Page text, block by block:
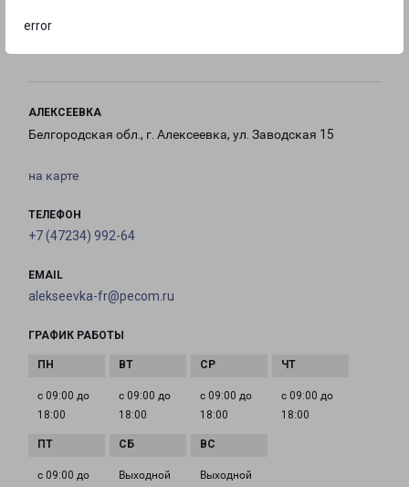
errorс 09:00 до
АЛЕКСЕЕВКА
Белгородская обл., г. Алексеевка, ул. Заводская 15
на карте
ТЕЛЕФОН
+7 (47234) 992-64
EMAIL
alekseevka-fr@pecom.ru
ГРАФИК РАБОТЫ
с 09:00 до
18:00
с 09:00 до
18:00
с 09:00 до
18:00
с 09:00 до
18:00
с 09:00 до
Выходной Выходной